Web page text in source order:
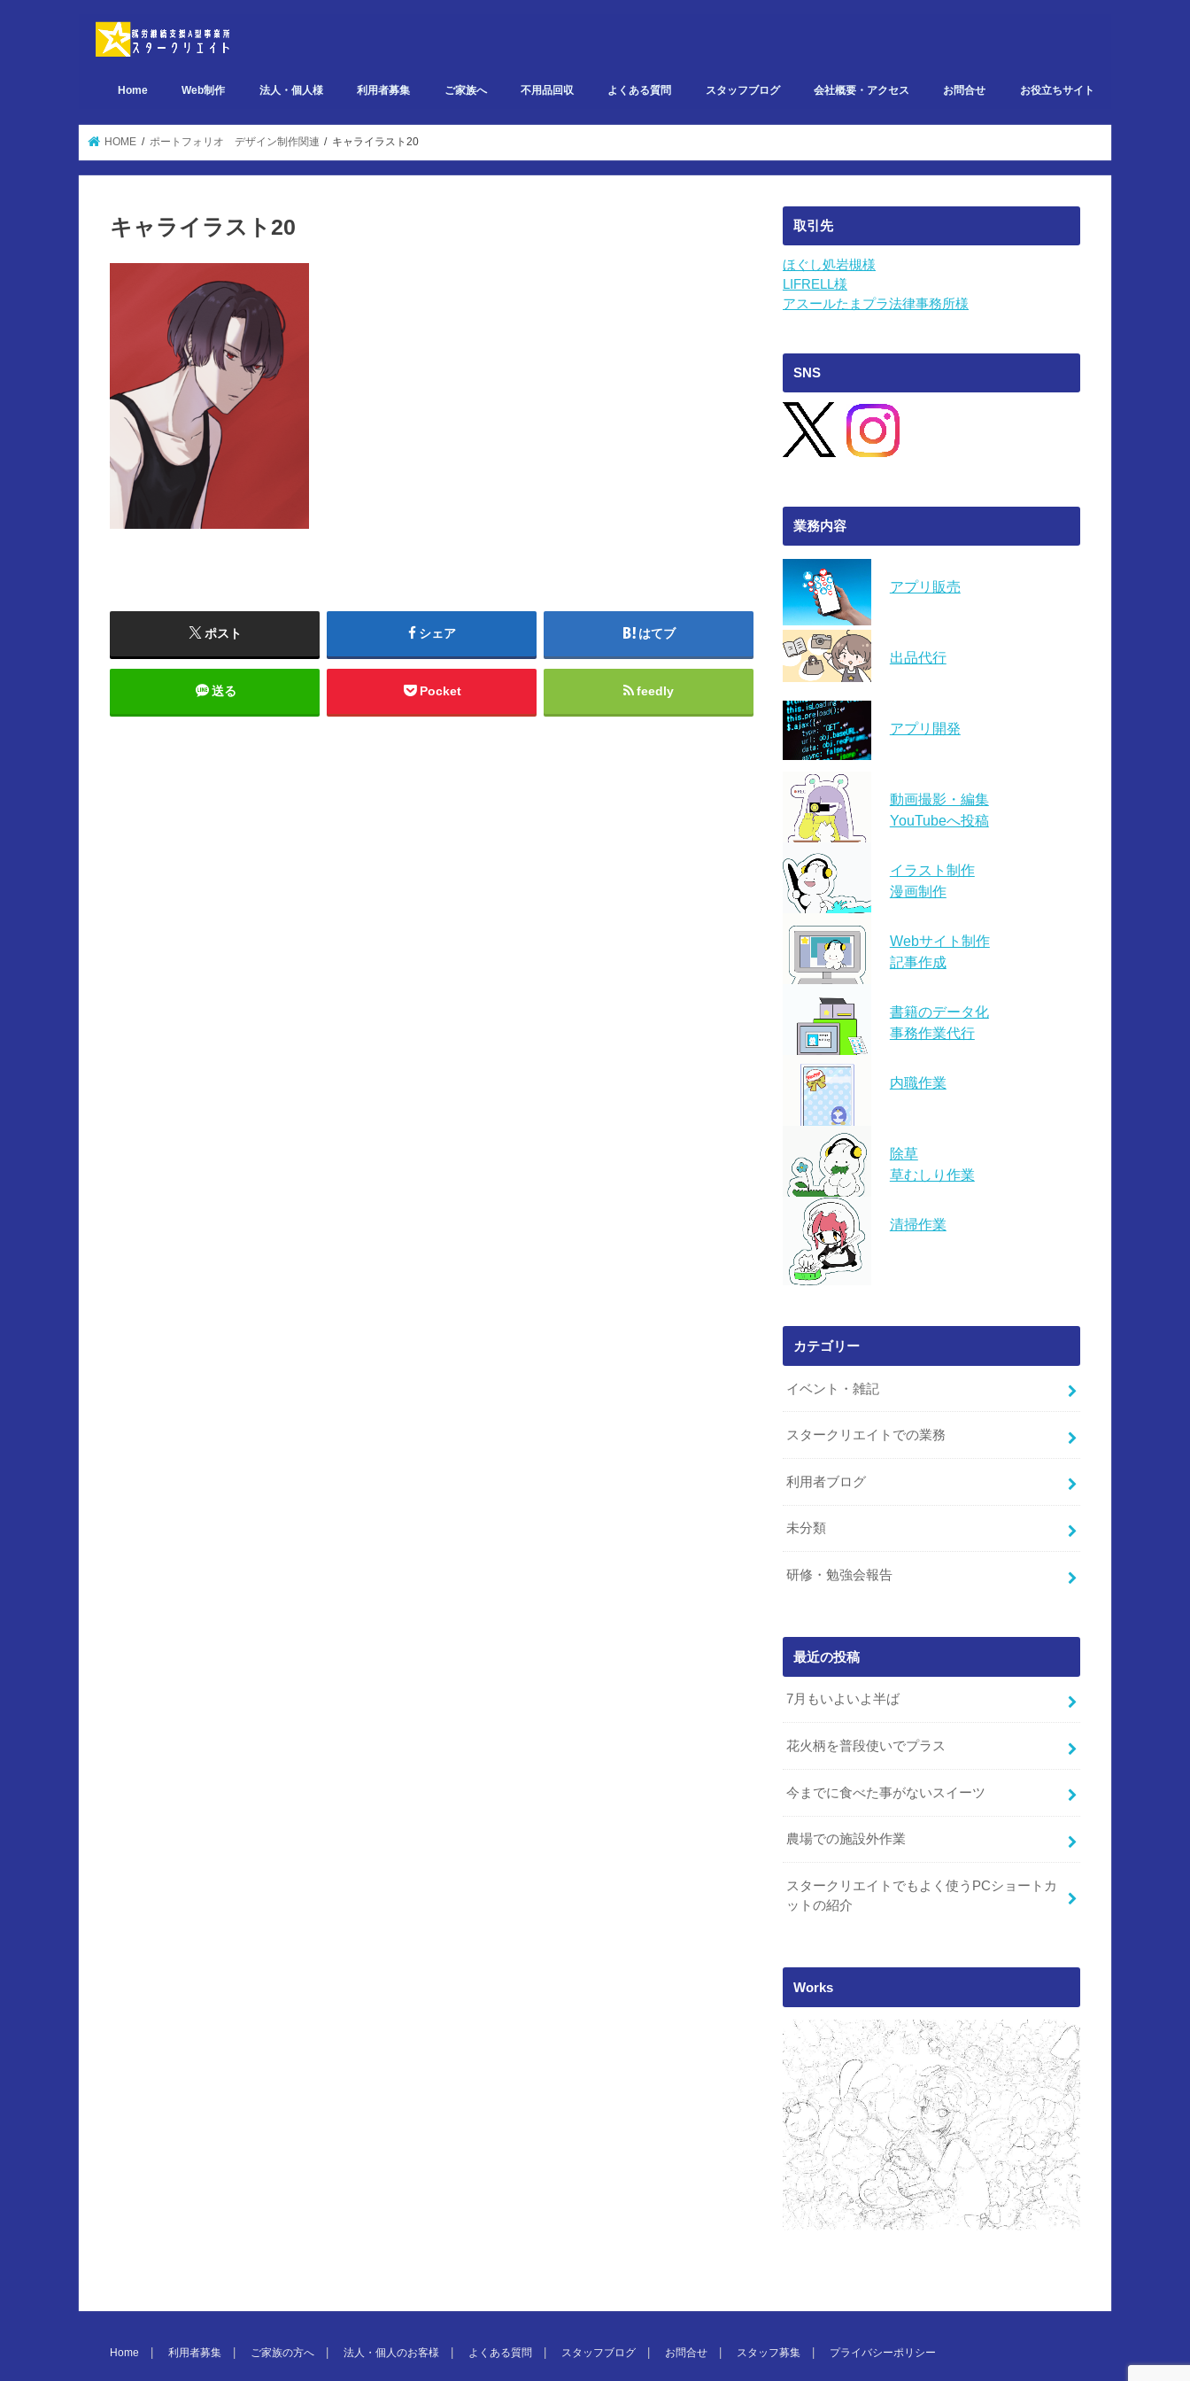
Home Web制作
デザイン関連 ポートフォリオ
ページ設計関連 ポートフォリオ
実装関連 ポートフォリオ
法人・個人様 利用者募集 ご家族へ 不用品回収 よくある質問 スタッフブログ
研修・勉強会報告
イベント・雑記
スタークリエイトでの業務
利用者ブログ
会社概要・アクセス お問合せ お役立ちサイト
HOME ポートフォリオ デザイン制作関連 キャライラスト20
キャライラスト20
ポスト シェア はてブ
送る Pocket feedly
取引先
ほぐし処岩槻様
LIFRELL様
アスールたまプラ法律事務所様
SNS
業務内容
アプリ販売
出品代行
アプリ開発
動画撮影・編集
YouTubeへ投稿
イラスト制作
漫画制作
Webサイト制作
記事作成
書籍のデータ化
事務作業代行
内職作業
除草
草むしり作業
清掃作業
カテゴリー
イベント・雑記
スタークリエイトでの業務
利用者ブログ
未分類
研修・勉強会報告
最近の投稿
7月もいよいよ半ば
花火柄を普段使いでプラス
今までに食べた事がないスイーツ
農場での施設外作業
スタークリエイトでもよく使うPCショートカ
ットの紹介
Works
Home 利用者募集 ご家族の方へ 法人・個人のお客様 よくある質問 スタッフブログ お問合せ スタッフ募集 プライバシーポリシー